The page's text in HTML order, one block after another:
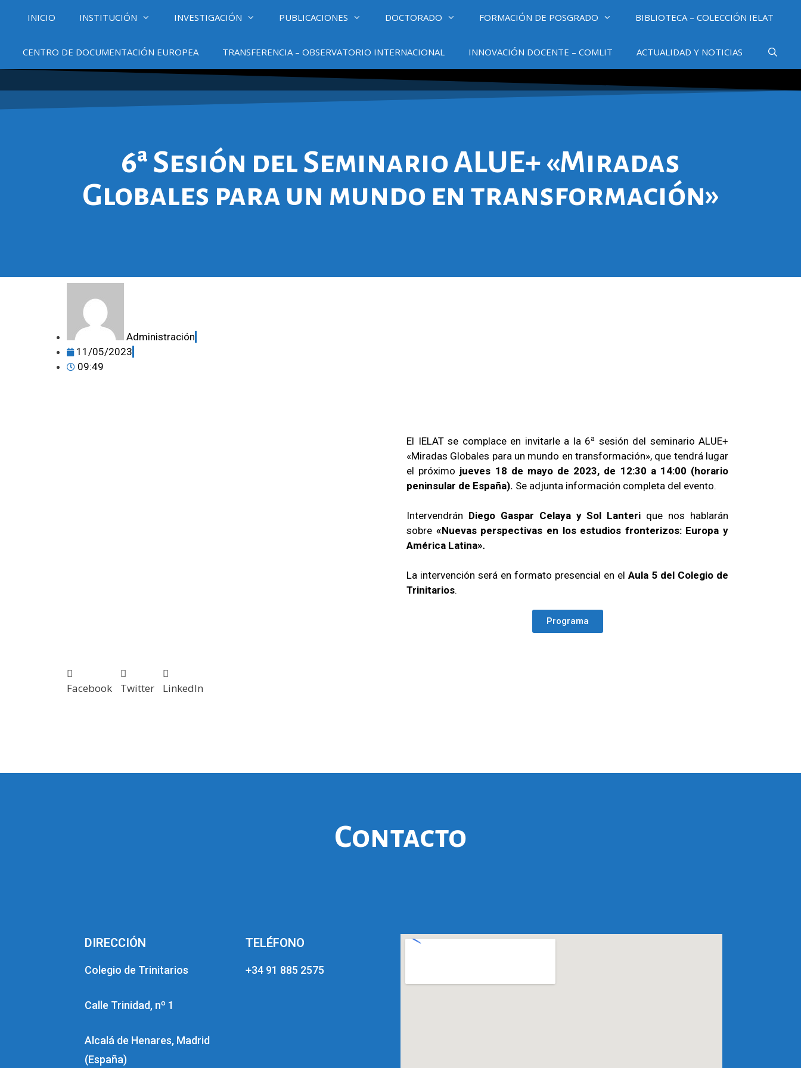
INICIO INSTITUCIÓN INVESTIGACIÓN PUBLICACIONES DOCTORADO FORMACIÓN DE POSGRADO BIBLIOTECA – COLECCIÓN IELAT
CENTRO DE DOCUMENTACIÓN EUROPEA TRANSFERENCIA – OBSERVATORIO INTERNACIONAL INNOVACIÓN DOCENTE – COMLIT ACTUALIDAD Y NOTICIAS
6ª Sesión del Seminario ALUE+ «Miradas
Globales para un mundo en transformación»
Administración
11/05/2023
09:49
El IELAT se complace en invitarle a la 6a sesión del seminario ALUE+
«Miradas Globales para un mundo en transformación», que tendrá lugar
el próximo jueves 18 de mayo de 2023, de 12:30 a 14:00 (horario
peninsular de España). Se adjunta información completa del evento.
Intervendrán Diego Gaspar Celaya y Sol Lanteri que nos hablarán
sobre «Nuevas perspectivas en los estudios fronterizos: Europa y
América Latina».
La intervención será en formato presencial en el Aula 5 del Colegio de
Trinitarios.
Programa
Facebook Twitter LinkedIn
Contacto
DIRECCIÓN
Colegio de Trinitarios
Calle Trinidad, nº 1
Alcalá de Henares, Madrid
(España)
TELÉFONO
+34 91 885 2575